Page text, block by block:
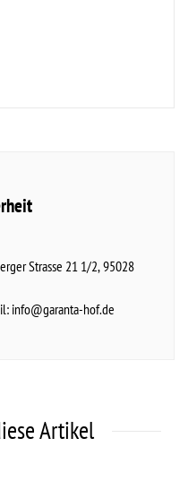
Strasse 21 1/2 95028
info@garanta-hof.de
Artikel